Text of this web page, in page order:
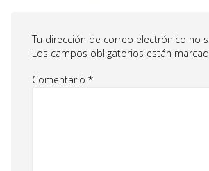
Tu dirección de correo electrónico no
Los campos obligatorios están
Comentario *